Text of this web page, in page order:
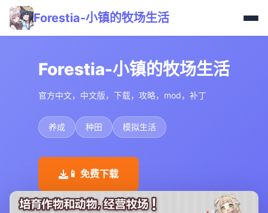
Forestia-小镇的牧场生活
Forestia-小镇的牧场生活
官方中文，中文版，下载，攻略，mod，补丁
养成 种田 模拟生活
📱 免费下载